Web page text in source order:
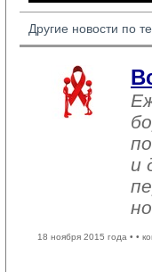
Другие новости по
и
18 ноября 2015 года • •